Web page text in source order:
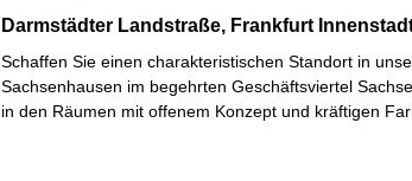
Darmstädter Landstraße 116, Frankfurt Innenstadt
Darmstädter Landstraße, Frankfurt
Schaffen Sie einen charakteristischen Standort in
Sachsenhausen im begehrten Geschäftsviertel
in den Räumen mit offenem Konzept und kräftigen